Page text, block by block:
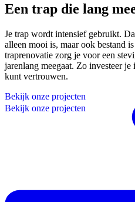
Een trap die lang
Je trap wordt intensief gebruikt.
alleen mooi is, maar ook bestand
traprenovatie zorg je voor een
jarenlang meegaat. Zo investeer
kunt vertrouwen.
Bekijk onze projecten